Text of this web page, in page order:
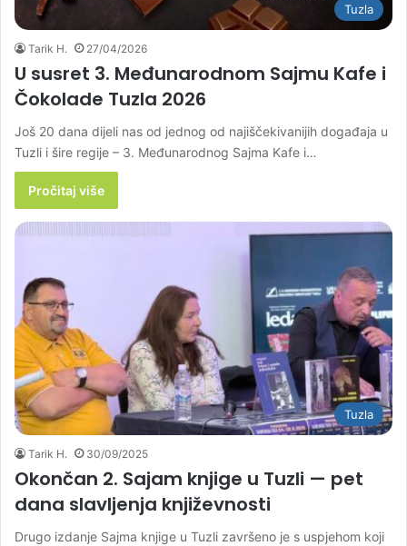
Tuzla
Tarik H. 27/04/2026
U susret 3. Međunarodnom Sajmu Kafe i
Čokolade Tuzla 2026
Još 20 dana dijeli nas od jednog od najiščekivanijih događaja u
Tuzli i šire regije – 3. Međunarodnog Sajma Kafe i…
Pročitaj više
Tuzla
Tarik H. 30/09/2025
Okončan 2. Sajam knjige u Tuzli — pet
dana slavljenja književnosti
Drugo izdanje Sajma knjige u Tuzli završeno je s uspjehom koji